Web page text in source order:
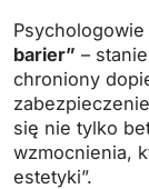
barier” –
chroniony
się nie tylko
wzmocnienia,
estetyki”.